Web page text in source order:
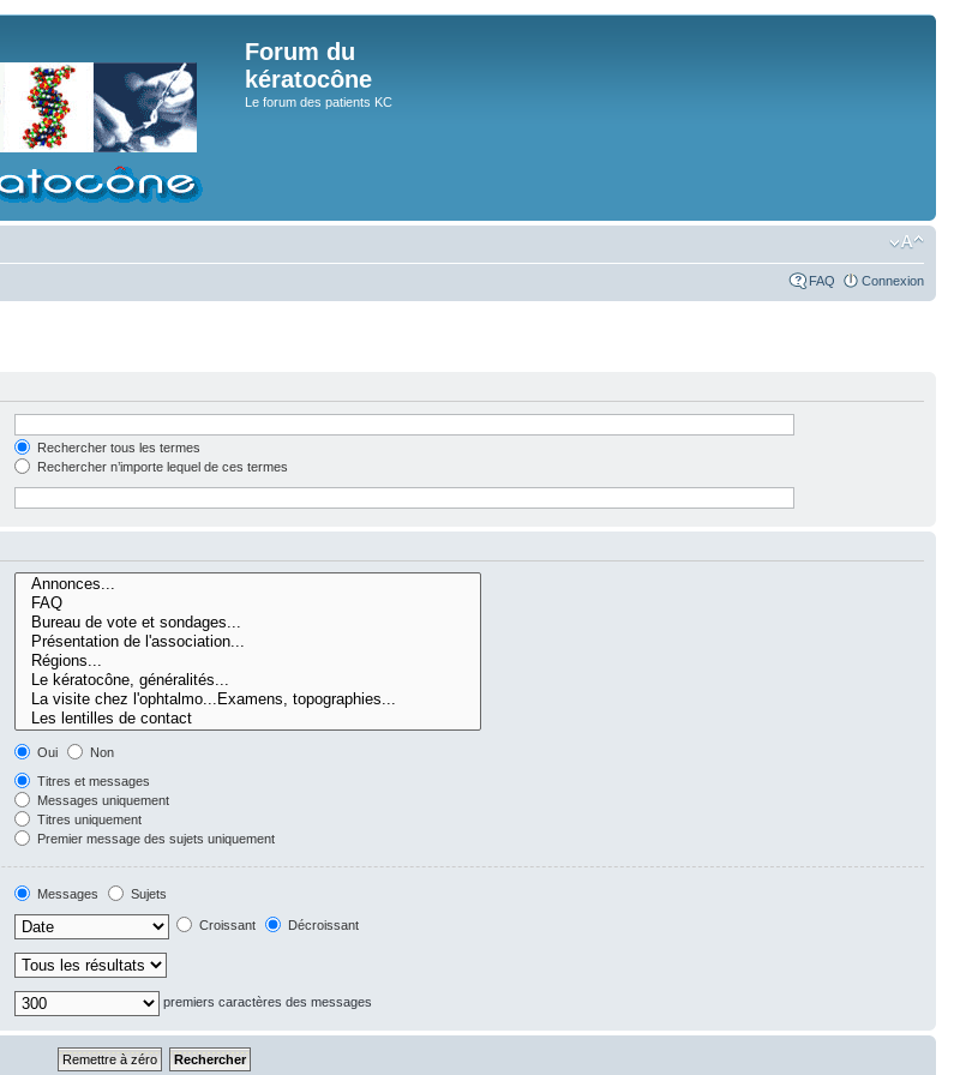
Forum du
kératocône
Le forum des patients KC
FAQ Connexion
Rechercher tous les termes
Rechercher n’importe lequel de ces termes
Oui
Non
Titres et messages
Messages uniquement
Titres uniquement
Premier message des sujets uniquement
Messages
Sujets
Croissant Décroissant
premiers caractères des messages